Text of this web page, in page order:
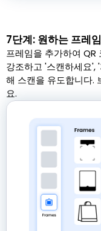
7단계: 원하는 프레
프레임을 추가하여 QR
강조하고 '스캔하세요',
해 스캔을 유도합니다.
요.